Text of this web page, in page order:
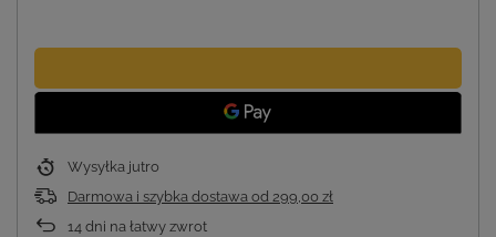
Wysyłka jutro
Darmowa i szybka dostawa od 299,00 zł
14 dni na łatwy zwrot